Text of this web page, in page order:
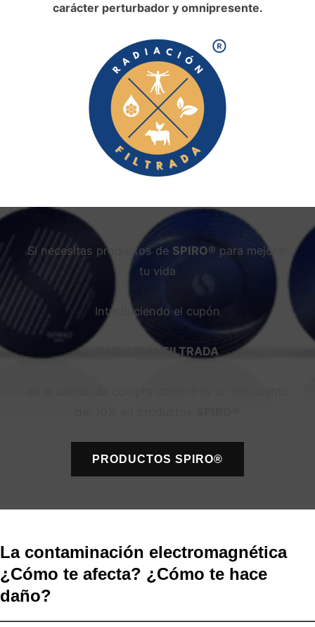
carácter perturbador y omnipresente.
Si necesitas productos de SPIRO® para mejorar
tu vida
Introduciendo el cupón
RADIACIONFILTRADA
PRODUCTOS SPIRO®
La contaminación electromagnética
¿Cómo te afecta? ¿Cómo te hace
daño?